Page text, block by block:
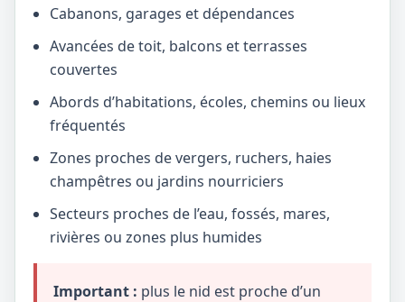
Cabanons, garages et dépendances
Avancées de toit, balcons et terrasses
couvertes
Abords d’habitations, écoles, chemins ou lieux
fréquentés
Zones proches de vergers, ruchers, haies
champêtres ou jardins nourriciers
Secteurs proches de l’eau, fossés, mares,
rivières ou zones plus humides
Important : plus le nid est proche d’un